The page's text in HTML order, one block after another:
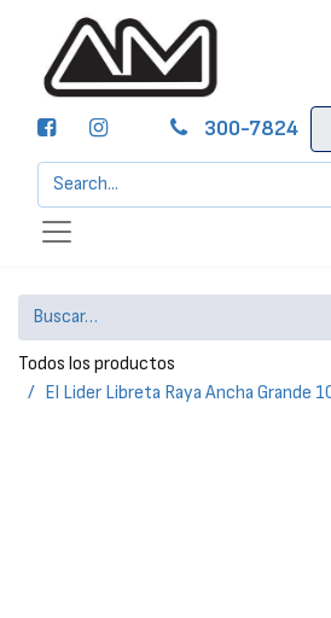
300-7824
Todos los productos
El Lider Libreta Raya Ancha Grande